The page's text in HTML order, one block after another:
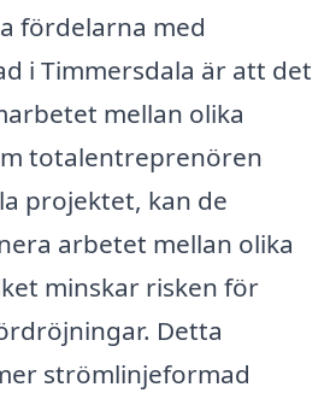
fördelarna med
i Timmersdala är att det
mellan olika
totalentreprenören
projektet, kan de
arbetet mellan olika
minskar risken för
Detta
strömlinjeformad